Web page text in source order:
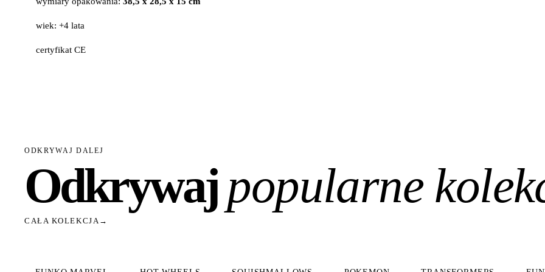
wiek: +4 lata
certyfikat CE
ODKRYWAJ DALEJ
Odkrywaj popularne
CAŁA KOLEKCJA →